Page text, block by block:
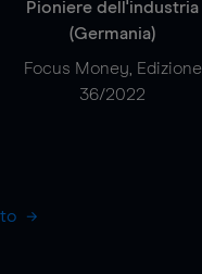
Pioniere dell'industria
(Germania)
Focus Money, Edizione
36/2022